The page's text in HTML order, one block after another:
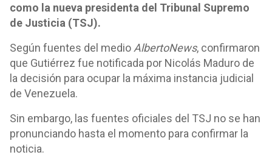
como la nueva presidenta del Tribunal Supremo
de Justicia (TSJ).
Según fuentes del medio AlbertoNews, confirmaron
que Gutiérrez fue notificada por Nicolás Maduro de
la decisión para ocupar la máxima instancia judicial
de Venezuela.
Sin embargo, las fuentes oficiales del TSJ no se han
pronunciando hasta el momento para confirmar la
noticia.